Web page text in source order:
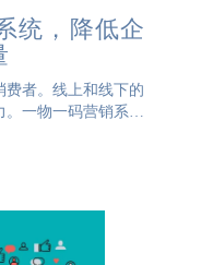
统，降低企
费者。线上和线下的
一物一码营销系统
一物一码营销系统